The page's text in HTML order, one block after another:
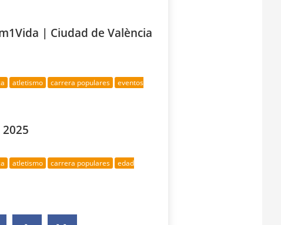
| Ciudad de València
atletismo carrera populares
eventos
atletismo carrera populares
edad